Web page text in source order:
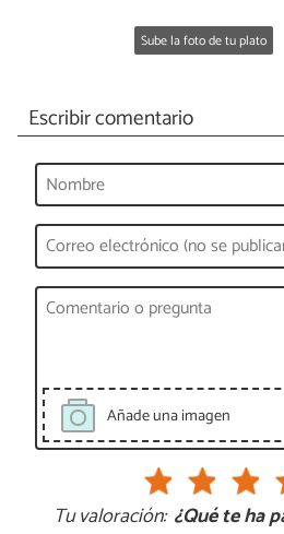
Sube la foto de tu plato
Escribir comentario
Añade una imagen
Tu valoración: ¿Qué te ha